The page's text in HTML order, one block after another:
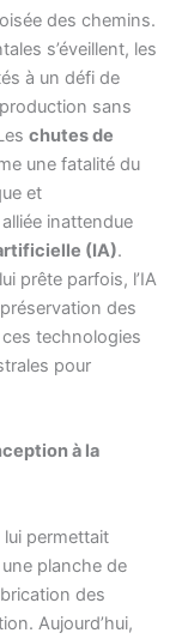
des chemins.
s’éveillent, les
à un défi de
sans
chutes de
une fatalité du
et
inattendue
(IA).
prête parfois, l’IA
des
technologies
pour
à la
lui permettait
planche de
des
Aujourd’hui,